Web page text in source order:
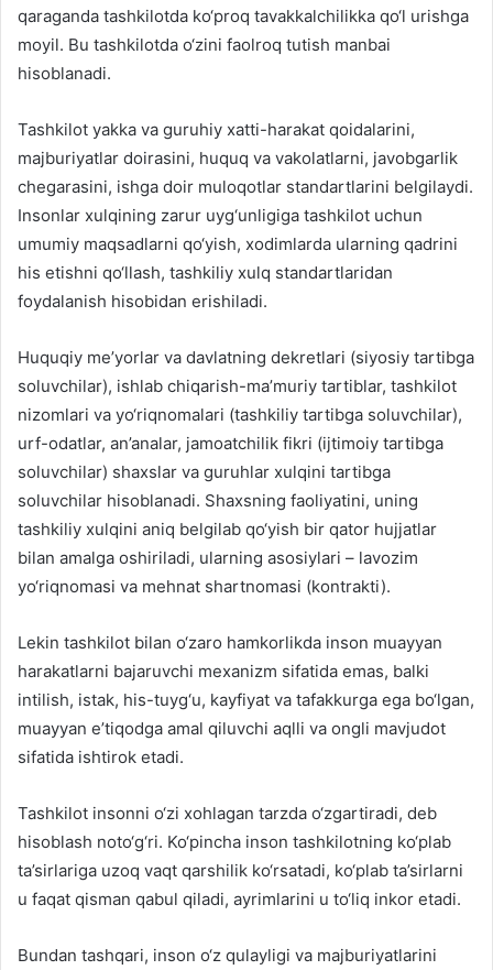
qaraganda tashkilotda ko‘proq tavakkalchilikka qo‘l urishga
moyil. Bu tashkilotda o‘zini faolroq tutish manbai
hisoblanadi.
Tashkilot yakka va guruhiy xatti-harakat qoidalarini,
majburiyatlar doirasini, huquq va vakolatlarni, javobgarlik
chegarasini, ishga doir muloqotlar standartlarini belgilaydi.
Insonlar xulqining zarur uyg‘unligiga tashkilot uchun
umumiy maqsadlarni qo‘yish, xodimlarda ularning qadrini
his etishni qo‘llash, tashkiliy xulq standartlaridan
foydalanish hisobidan erishiladi.
Huquqiy me’yorlar va davlatning dekretlari (siyosiy tartibga
soluvchilar), ishlab chiqarish-ma’muriy tartiblar, tashkilot
nizomlari va yo‘riqnomalari (tashkiliy tartibga soluvchilar),
urf-odatlar, an’analar, jamoatchilik fikri (ijtimoiy tartibga
soluvchilar) shaxslar va guruhlar xulqini tartibga
soluvchilar hisoblanadi. Shaxsning faoliyatini, uning
tashkiliy xulqini aniq belgilab qo‘yish bir qator hujjatlar
bilan amalga oshiriladi, ularning asosiylari – lavozim
yo‘riqnomasi va mehnat shartnomasi (kontrakti).
Lekin tashkilot bilan o‘zaro hamkorlikda inson muayyan
harakatlarni bajaruvchi mexanizm sifatida emas, balki
intilish, istak, his-tuyg‘u, kayfiyat va tafakkurga ega bo‘lgan,
muayyan e’tiqodga amal qiluvchi aqlli va ongli mavjudot
sifatida ishtirok etadi.
Tashkilot insonni o‘zi xohlagan tarzda o‘zgartiradi, deb
hisoblash noto‘g‘ri. Ko‘pincha inson tashkilotning ko‘plab
ta’sirlariga uzoq vaqt qarshilik ko‘rsatadi, ko‘plab ta’sirlarni
u faqat qisman qabul qiladi, ayrimlarini u to‘liq inkor etadi.
Bundan tashqari, inson o‘z qulayligi va majburiyatlarini